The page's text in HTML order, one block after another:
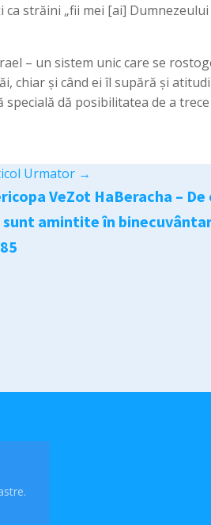
străini „fii mei [ai] Dumnezeului
– un sistem unic care se
chiar și când ei îl supără și
specială dă posibilitatea de a
Urmator →
VeZot HaBeracha –
sunt amintite în